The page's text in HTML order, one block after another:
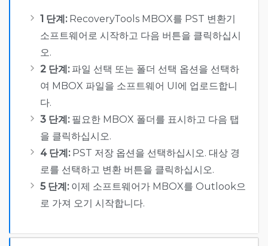
1 단계: RecoveryTools MBOX를 PST 변환기
소프트웨어로 시작하고 다음 버튼을 클릭하십시
오.
2 단계: 파일 선택 또는 폴더 선택 옵션을 선택하
여 MBOX 파일을 소프트웨어 UI에 업로드합니
다.
3 단계: 필요한 MBOX 폴더를 표시하고 다음 탭
을 클릭하십시오.
4 단계: PST 저장 옵션을 선택하십시오. 대상 경
로를 선택하고 변환 버튼을 클릭하십시오.
5 단계: 이제 소프트웨어가 MBOX를 Outlook으
로 가져 오기 시작합니다.